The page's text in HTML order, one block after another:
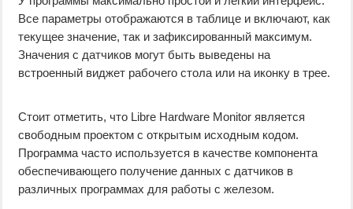
Все параметры отображаются в таблице и включают, как
текущее значение, так и зафиксированный максимум.
Значения с датчиков могут быть выведены на
встроенный виджет рабочего стола или на иконку в трее.
Стоит отметить, что Libre Hardware Monitor является
свободным проектом с открытым исходным кодом.
Программа часто используется в качестве компонента
обеспечивающего получение данных с датчиков в
различных программах для работы с железом.